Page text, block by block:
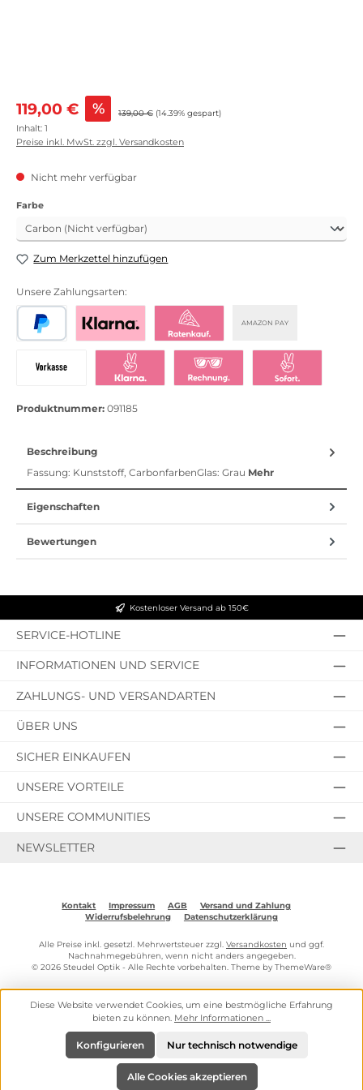
Verkaufspreis:
119,00 € % Regulärer Preis:
139,00 € (14.39% gespart)
Inhalt: 1
Preise inkl. MwSt. zzgl. Versandkosten
Nicht mehr verfügbar
Farbeauswählen
Zum Merkzettel hinzufügen
Unsere Zahlungsarten:
AMAZON PAY
Produktnummer: 091185
Beschreibung
Fassung: Kunststoff, CarbonfarbenGlas: Grau Mehr
Eigenschaften
Bewertungen
Kostenloser Versand ab 150€
SERVICE-HOTLINE
INFORMATIONEN UND SERVICE
ZAHLUNGS- UND VERSANDARTEN
ÜBER UNS
SICHER EINKAUFEN
UNSERE VORTEILE
UNSERE COMMUNITIES
NEWSLETTER
Kontakt Impressum AGB
Versand und Zahlung
Widerrufsbelehrung
Datenschutzerklärung
Alle Preise inkl. gesetzl. Mehrwertsteuer zzgl. Versandkosten und ggf.
Nachnahmegebühren, wenn nicht anders angegeben.
© 2026 Steudel Optik - Alle Rechte vorbehalten. Theme by ThemeWare®
Diese Website verwendet Cookies, um eine bestmögliche Erfahrung
bieten zu können. Mehr Informationen ...
Nur technisch notwendige
Konfigurieren
Alle Cookies akzeptieren